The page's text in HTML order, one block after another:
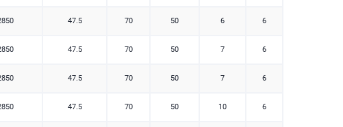
47.5 70 50 6 6
47.5 70 50 7 6
47.5 70 50 7 6
47.5 70 50 10 6